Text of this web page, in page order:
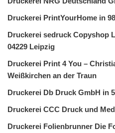
Druckerei PrintYourHome in
Druckerei sedruck Copyshop
04229 Leipzig
Druckerei Print 4 You –
Weißkirchen an der Traun
Druckerei Db Druck GmbH in
Druckerei CCC Druck und
Druckerei Folienbrunner Die